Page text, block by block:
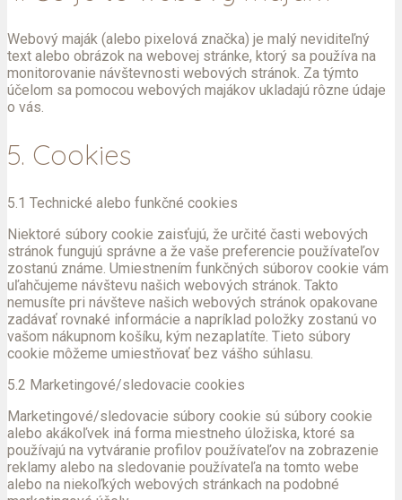
Webový maják (alebo pixelová značka) je malý neviditeľný
text alebo obrázok na webovej stránke, ktorý sa používa na
monitorovanie návštevnosti webových stránok. Za týmto
účelom sa pomocou webových majákov ukladajú rôzne údaje
o vás.
5. Cookies
5.1 Technické alebo funkčné cookies
Niektoré súbory cookie zaisťujú, že určité časti webových
stránok fungujú správne a že vaše preferencie používateľov
zostanú známe. Umiestnením funkčných súborov cookie vám
uľahčujeme návštevu našich webových stránok. Takto
nemusíte pri návšteve našich webových stránok opakovane
zadávať rovnaké informácie a napríklad položky zostanú vo
vašom nákupnom košíku, kým nezaplatíte. Tieto súbory
cookie môžeme umiestňovať bez vášho súhlasu.
5.2 Marketingové/sledovacie cookies
Marketingové/sledovacie súbory cookie sú súbory cookie
alebo akákoľvek iná forma miestneho úložiska, ktoré sa
používajú na vytváranie profilov používateľov na zobrazenie
reklamy alebo na sledovanie používateľa na tomto webe
alebo na niekoľkých webových stránkach na podobné